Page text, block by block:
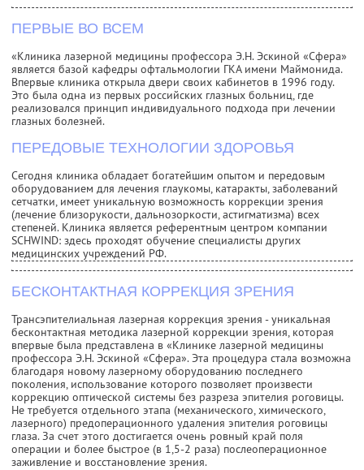
ПЕРВЫЕ ВО ВСЕМ
«Клиника лазерной медицины профессора Э.Н. Эскиной «Сфера»
является базой кафедры офтальмологии ГКА имени Маймонида.
Впервые клиника открыла двери своих кабинетов в 1996 году.
Это была одна из первых российских глазных больниц, где
реализовался принцип индивидуального подхода при лечении
глазных болезней.
ПЕРЕДОВЫЕ ТЕХНОЛОГИИ ЗДОРОВЬЯ
Сегодня клиника обладает богатейшим опытом и передовым
оборудованием для лечения глаукомы, катаракты, заболеваний
сетчатки, имеет уникальную возможность коррекции зрения
(лечение близорукости, дальнозоркости, астигматизма) всех
степеней. Клиника является референтным центром компании
SCHWIND: здесь проходят обучение специалисты других
медицинских учреждений РФ.
БЕСКОНТАКТНАЯ КОРРЕКЦИЯ ЗРЕНИЯ
Трансэпителиальная лазерная коррекция зрения - уникальная
бесконтактная методика лазерной коррекции зрения, которая
впервые была представлена в «Клинике лазерной медицины
профессора Э.Н. Эскиной «Сфера». Эта процедура стала возможна
благодаря новому лазерному оборудованию последнего
поколения, использование которого позволяет произвести
коррекцию оптической системы без разреза эпителия роговицы.
Не требуется отдельного этапа (механического, химического,
лазерного) предоперационного удаления эпителия роговицы
глаза. За счет этого достигается очень ровный край поля
операции и более быстрое (в 1,5-2 раза) послеоперационное
заживление и восстановление зрения.